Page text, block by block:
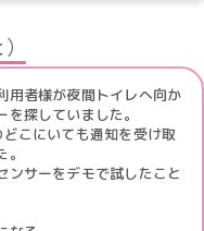
用者様が夜間トイレへ向か
探していました。
こにいても通知を受け取
ンサーをデモで試したこと